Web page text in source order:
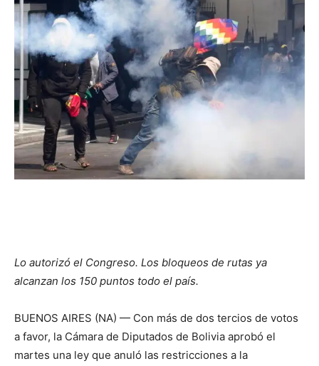
Lo autorizó el Congreso. Los bloqueos de rutas ya
alcanzan los 150 puntos todo el país.
BUENOS AIRES (NA) — Con más de dos tercios de votos
a favor, la Cámara de Diputados de Bolivia aprobó el
martes una ley que anuló las restricciones a la